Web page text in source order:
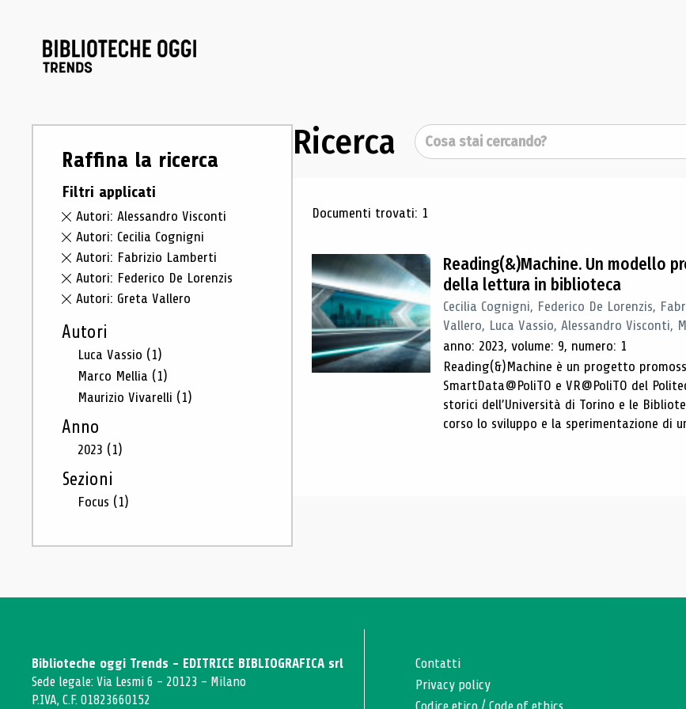
Raffina la ricerca
Filtri applicati
Autori: Alessandro Visconti
Autori: Cecilia Cognigni
Autori: Fabrizio Lamberti
Autori: Federico De Lorenzis
Autori: Greta Vallero
Autori
Luca Vassio (1)
Marco Mellia (1)
Maurizio Vivarelli (1)
Anno
2023 (1)
Sezioni
Focus (1)
Ricerca Cerca
Risultati di ricerca
Documenti trovati: 1
Reading(&)Machine. Un modello
della lettura in biblioteca
Cecilia Cognigni, Federico De Lorenzis,
Vallero, Luca Vassio, Alessandro Visconti,
anno: 2023, volume: 9, numero: 1
Reading(&)Machine è un progetto
SmartData@PoliTO e VR@PoliTO del
storici dell’Università di Torino e le
corso lo sviluppo e la sperimentazione di
Biblioteche oggi Trends - EDITRICE BIBLIOGRAFICA srl
Sede legale: Via Lesmi 6 - 20123 - Milano
P.IVA, C.F. 01823660152
Contatti
Privacy policy